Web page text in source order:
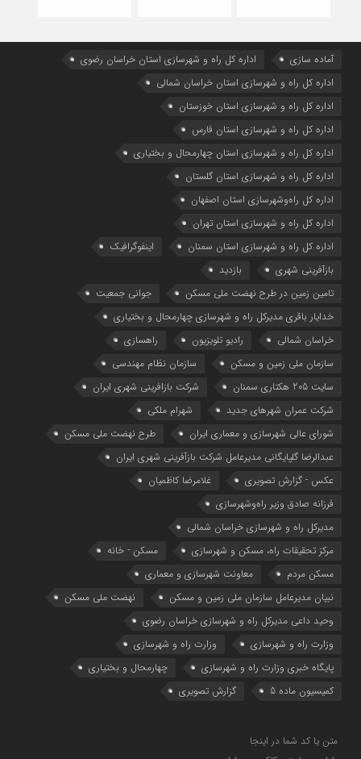
آماده سازی
اداره كل راه و شهرسازي استان خراسان رضوي
اداره كل راه و شهرسازي استان خراسان شمالي
اداره كل راه و شهرسازي استان خوزستان
اداره كل راه و شهرسازي استان فارس
اداره كل راه و شهرسازي استان چهارمحال و بختياري
اداره كل راه و شهرسازي استان گلستان
اداره كل راه‌و‌شهرسازي استان اصفهان
اداره کل راه و شهرسازی استان تهران
اداره کل راه و شهرسازی استان سمنان
اینفوگرافیک
بازآفرینی شهری
بازدید
تامین زمین در طرح نهضت ملی مسکن
جوانی جمعیت
خدایار باقری مدیرکل راه و شهرسازی چهارمحال و بختیاری
خراسان شمالی
رادیو تلویزیون
راهسازی
سازمان ملی زمین و مسکن
سازمان نظام مهندسی
سایت 205 هکتاری سمنان
شرکت بازافرینی شهری ایران
شرکت عمران شهرهای جدید
شهرام ملکی
شوراي عالي شهرسازی و معماري ايران
طرح نهضت ملی مسکن
عبدالرضا گلپایگانی مدیرعامل شرکت بازآفرینی شهری ایران
عکس - گزارش تصویری
غلامرضا کاظمیان
فرزانه صادق وزیر راه‌وشهرسازی
مدیرکل راه و شهرسازی خراسان شمالی
مرکز تحقیقات راه، مسکن و شهرسازی
مسکن - خانه
مسکن مردم
معاونت شهرسازي و معماري
نبیان مدیرعامل سازمان ملی زمین و مسکن
نهضت ملی مسکن
وحید داعی مدیرکل راه و شهرسازی خراسان رضوی
وزارت راه و شهرسازي
وزارت راه و شهرسازی
پایگاه خبری وزارت راه و شهرسازی
چهارمحال و بختیاری
کمیسیون ماده 5
گزارش تصویری
متن یا کد شما در اینجا